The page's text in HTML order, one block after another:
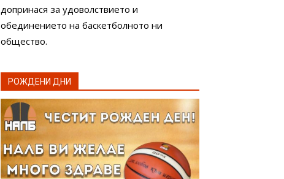
допринася за удоволствието и
обединението на баскетболното ни
общество.
РОЖДЕНИ ДНИ